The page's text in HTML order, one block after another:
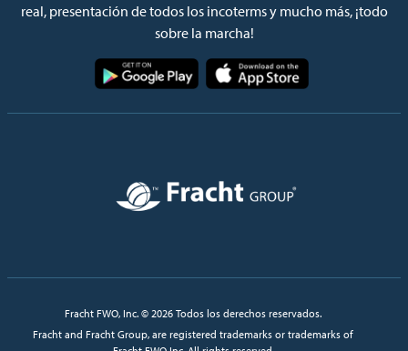
real, presentación de todos los incoterms y mucho más, ¡todo
sobre la marcha!
Imagen
Imagen
Fracht FWO, Inc. © 2026 Todos los derechos reservados.
Fracht and Fracht Group, are registered trademarks or trademarks of